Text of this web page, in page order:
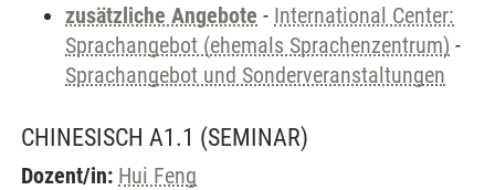
zusätzliche Angebote - International Center:
Sprachangebot (ehemals Sprachenzentrum) -
Sprachangebot und Sonderveranstaltungen
CHINESISCH A1.1 (SEMINAR)
Dozent/in: Hui Feng